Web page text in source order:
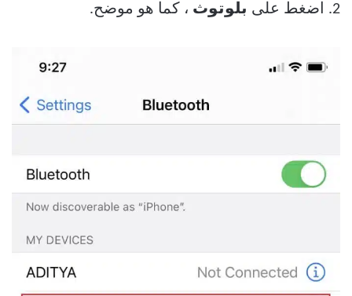
2. اضغط على بلوتوث ، كما هو موضح.